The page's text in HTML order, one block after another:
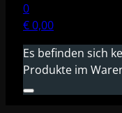
0
€0,00
Es befinden sich
Produkte im